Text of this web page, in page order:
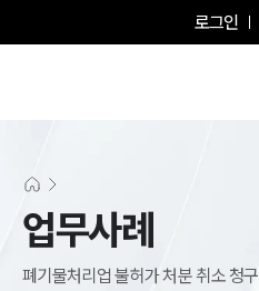
로그인
업무사례
폐기물처리업 불허가 처분 취소 청구